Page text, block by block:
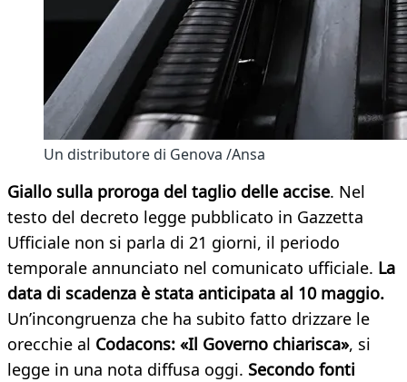
Un distributore di Genova /Ansa
Giallo sulla proroga del taglio delle accise. Nel
testo del decreto legge pubblicato in Gazzetta
Ufficiale non si parla di 21 giorni, il periodo
temporale annunciato nel comunicato ufficiale. La
data di scadenza è stata anticipata al 10 maggio.
Un’incongruenza che ha subito fatto drizzare le
orecchie al Codacons: «Il Governo chiarisca», si
legge in una nota diffusa oggi. Secondo fonti